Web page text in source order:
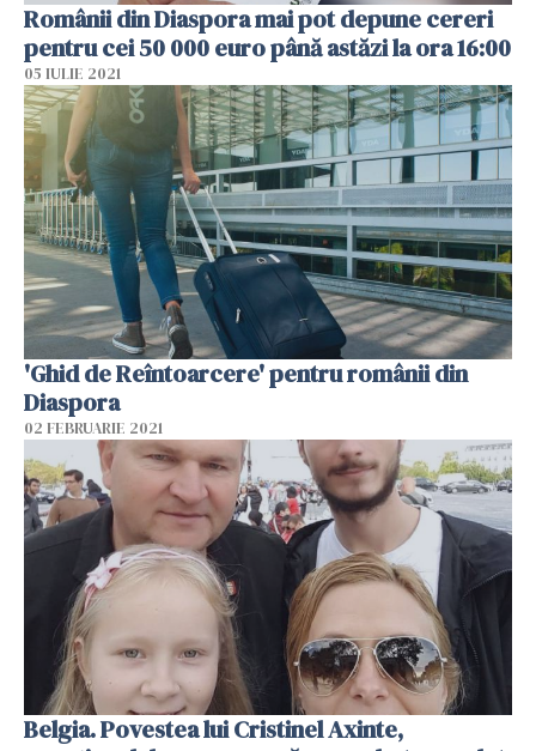
Românii din Diaspora mai pot depune cereri
pentru cei 50 000 euro până astăzi la ora 16:00
05 IULIE 2021
'Ghid de Reîntoarcere' pentru românii din
Diaspora
02 FEBRUARIE 2021
Belgia. Povestea lui Cristinel Axinte,